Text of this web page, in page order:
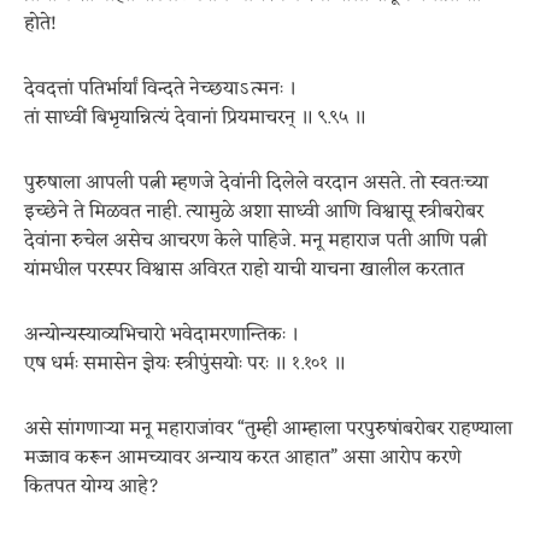
होते!
देवदत्तां पतिर्भार्यां विन्दते नेच्छयाऽत्मनः ।
तां साध्वीं बिभृयान्नित्यं देवानां प्रियमाचरन् ॥ ९.९५ ॥
पुरुषाला आपली पत्नी म्हणजे देवांनी दिलेले वरदान असते. तो स्वतःच्या
इच्छेने ते मिळवत नाही. त्यामुळे अशा साध्वी आणि विश्वासू स्त्रीबरोबर
देवांना रुचेल असेच आचरण केले पाहिजे. मनू महाराज पती आणि पत्नी
यांमधील परस्पर विश्वास अविरत राहो याची याचना खालील करतात
अन्योन्यस्याव्यभिचारो भवेदामरणान्तिकः ।
एष धर्मः समासेन ज्ञेयः स्त्रीपुंसयोः परः ॥ १.१०१ ॥
असे सांगणाऱ्या मनू महाराजांवर “तुम्ही आम्हाला परपुरुषांबरोबर राहण्याला
मज्जाव करून आमच्यावर अन्याय करत आहात” असा आरोप करणे
कितपत योग्य आहे?